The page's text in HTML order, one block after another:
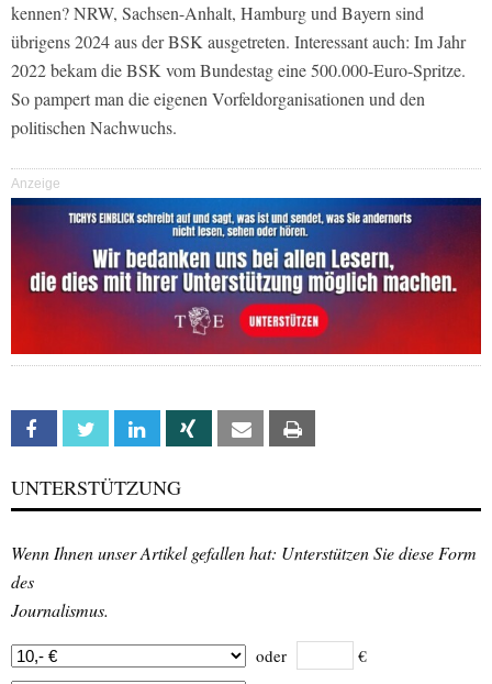
kennen? NRW, Sachsen-Anhalt, Hamburg und Bayern sind
übrigens 2024 aus der BSK ausgetreten. Interessant auch: Im Jahr
2022 bekam die BSK vom Bundestag eine 500.000-Euro-Spritze.
So pampert man die eigenen Vorfeldorganisationen und den
politischen Nachwuchs.
Anzeige
Facebook Twitter Linkedin Xing Email
UNTERSTÜTZUNG
Wenn Ihnen unser Artikel gefallen hat: Unterstützen Sie diese Form
des
Journalismus.
oder €